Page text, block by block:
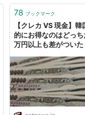
78 ブックマーク
【クレカ VS 現金】
的にお得なのはどっ
万円以上も差がつい